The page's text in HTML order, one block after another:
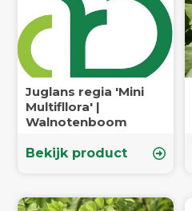
Juglans regia 'Mini
Multifllora' |
Walnotenboom
Bekijk product